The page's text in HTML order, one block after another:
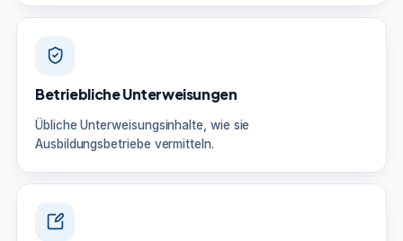
Betriebliche Unterweisungen
Übliche Unterweisungsinhalte, wie sie
Ausbildungsbetriebe vermitteln.